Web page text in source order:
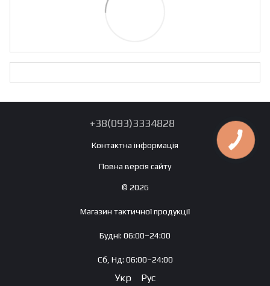
+38(093)3334828
Контактна інформація
Повна версія сайту
© 2026
Магазин тактичної продукції
Будні: 06:00–24:00
Сб, Нд: 06:00–24:00
Укр Рус